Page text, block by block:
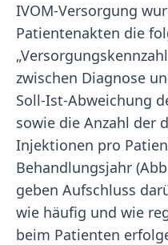
IVOM-Versorgung
Patientenakten die
zwischen Diagnose
Soll-Ist-Abweichung
sowie die Anzahl der
Injektionen pro
Behandlungsjahr
geben Aufschluss
wie häufig und wie
beim Patienten